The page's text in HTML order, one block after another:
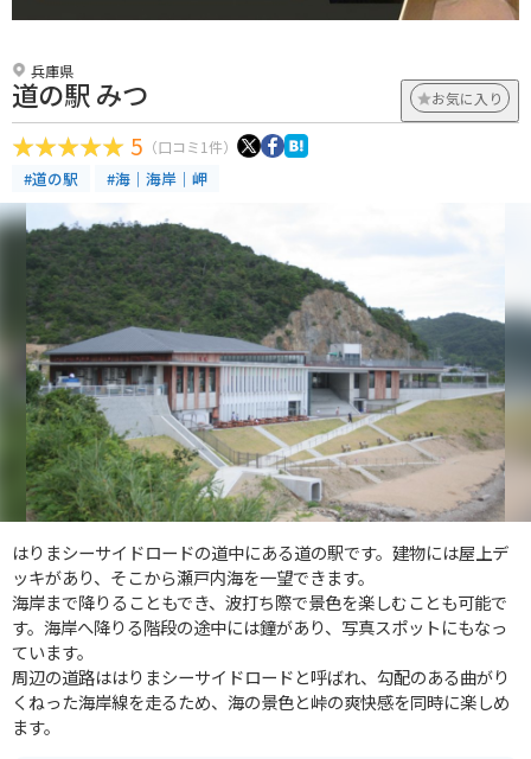
兵庫県
道の駅 みつ お気に入り
5 （口コミ1件）
#道の駅 #海｜海岸｜岬
はりまシーサイドロードの道中にある道の駅です。建物には屋上デ
ッキがあり、そこから瀬戸内海を一望できます。
海岸まで降りることもでき、波打ち際で景色を楽しむことも可能で
す。海岸へ降りる階段の途中には鐘があり、写真スポットにもなっ
ています。
周辺の道路ははりまシーサイドロードと呼ばれ、勾配のある曲がり
くねった海岸線を走るため、海の景色と峠の爽快感を同時に楽しめ
ます。